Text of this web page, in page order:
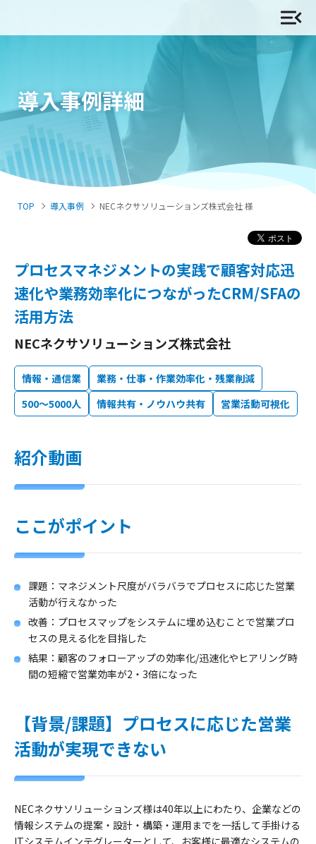
導入事例詳細
TOP 導入事例 NECネクサソリューションズ株式会社 様
プロセスマネジメントの実践で顧客対応迅
速化や業務効率化につながったCRM/SFAの
活用方法
NECネクサソリューションズ株式会社
情報・通信業
業務・仕事・作業効率化・残業削減
500〜5000人
情報共有・ノウハウ共有 営業活動可視化
紹介動画
ここがポイント
課題：マネジメント尺度がバラバラでプロセスに応じた営業
活動が行えなかった
改善：プロセスマップをシステムに埋め込むことで営業プロ
セスの見える化を目指した
結果：顧客のフォローアップの効率化/迅速化やヒアリング時
間の短縮で営業効率が2・3倍になった
【背景/課題】プロセスに応じた営業
活動が実現できない
NECネクサソリューションズ様は40年以上にわたり、企業などの
情報システムの提案・設計・構築・運用までを一括して手掛ける
ITシステムインテグレーターとして、お客様に最適なシステムの